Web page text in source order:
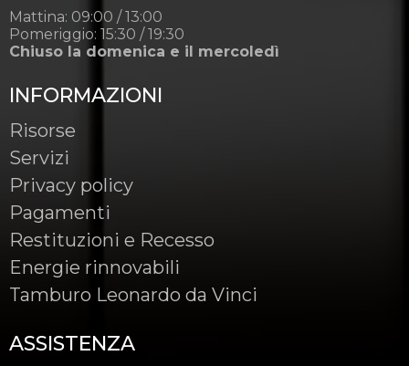
Mattina: 09:00 / 13:00
Pomeriggio: 15:30 / 19:30
Chiuso la domenica e il mercoledì
INFORMAZIONI
Risorse
Servizi
Privacy policy
Pagamenti
Restituzioni e Recesso
Energie rinnovabili
Tamburo Leonardo da Vinci
ASSISTENZA